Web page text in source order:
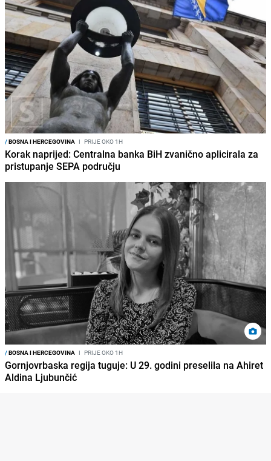
/BOSNA I HERCEGOVINA I PRIJE OKO 1H
Korak naprijed: Centralna banka BiH zvanično aplicirala za
pristupanje SEPA području
/BOSNA I HERCEGOVINA I PRIJE OKO 1H
Gornjovrbaska regija tuguje: U 29. godini preselila na Ahiret
Aldina Ljubunčić